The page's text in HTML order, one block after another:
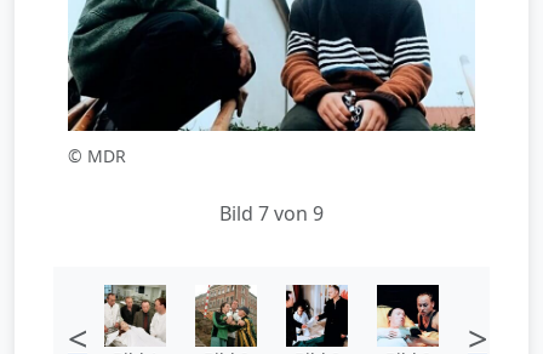
© MDR
Bild 7 von 9
< >